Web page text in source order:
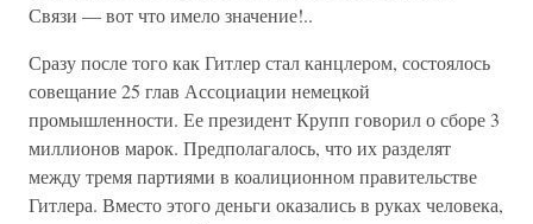
Связи — вот что имело значение!..
Сразу после того как Гитлер стал канцлером, состоялось
совещание 25 глав Ассоциации немецкой
промышленности. Ее президент Крупп говорил о сборе 3
миллионов марок. Предполагалось, что их разделят
между тремя партиями в коалиционном правительстве
Гитлера. Вместо этого деньги оказались в руках человека,